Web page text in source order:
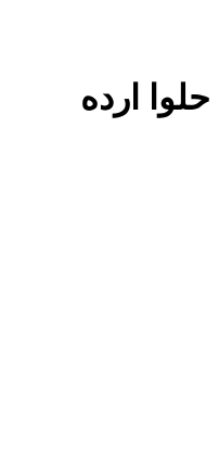
حلوا ارده